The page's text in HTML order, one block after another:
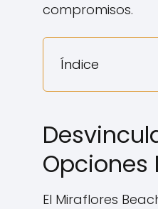
compromisos.
Índice
Opciones
El Miraflores